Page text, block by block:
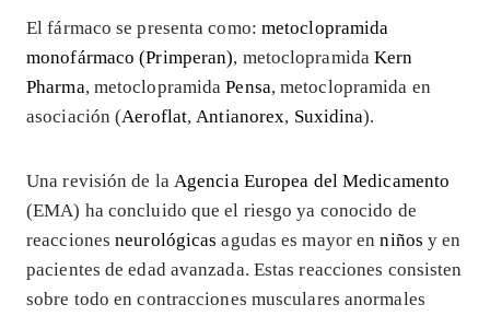
El fármaco se presenta como: metoclopramida
monofármaco (Primperan), metoclopramidaKern
Pharma, metoclopramidaPensa, metoclopramida en
asociación (Aeroflat, Antianorex, Suxidina).
Una revisión de la Agencia Europea del Medicamento
(EMA) ha concluido que el riesgo ya conocido de
reaccionesneurológicas agudas es mayor enniños y en
pacientes de edad avanzada. Estas reacciones consisten
sobre todo en contracciones musculares anormales